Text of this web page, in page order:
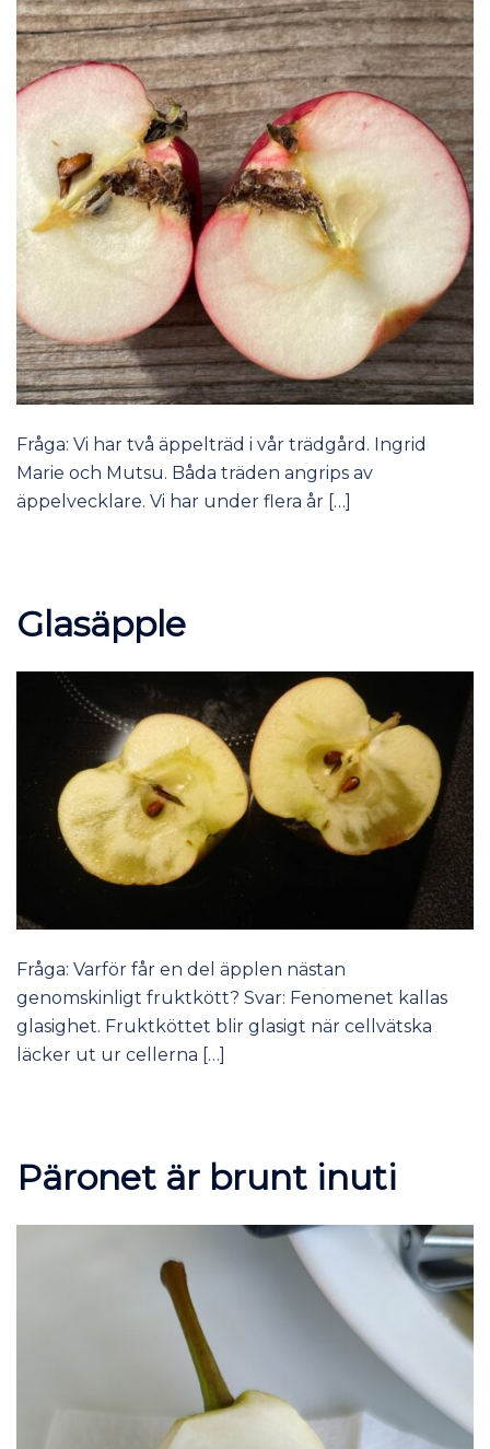
Fråga: Vi har två äppelträd i vår trädgård. Ingrid
Marie och Mutsu. Båda träden angrips av
äppelvecklare. Vi har under flera år […]
Glasäpple
Fråga: Varför får en del äpplen nästan
genomskinligt fruktkött? Svar: Fenomenet kallas
glasighet. Fruktköttet blir glasigt när cellvätska
läcker ut ur cellerna […]
Päronet är brunt inuti